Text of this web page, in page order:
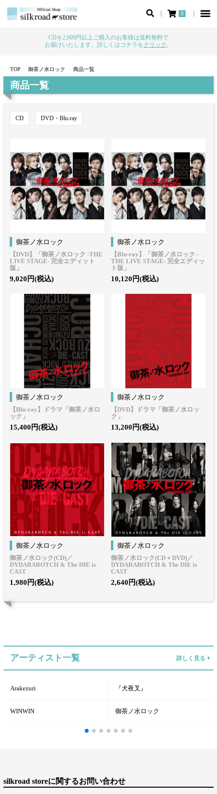
0
CDを2,000円以上ご購入のお客様は送料無料で
お届けいたします。詳しくはコチラをクリック 。
TOP 御茶ノ水ロック 商品一覧
商品一覧
CD DVD・Blu-ray
御茶ノ水ロック
【DVD】「御茶ノ水ロック -THE
LIVE STAGE- 完全エディット
版」
9,020円(税込)
御茶ノ水ロック
【Blu-ray】「御茶ノ水ロック -
THE LIVE STAGE- 完全エディッ
ト版」
10,120円(税込)
御茶ノ水ロック
【Blu-ray】ドラマ「御茶ノ水ロ
ック」
15,400円(税込)
御茶ノ水ロック
【DVD】ドラマ「御茶ノ水ロッ
ク」
13,200円(税込)
御茶ノ水ロック
御茶ノ水ロック(CD)／
DYDARABOTCH & The DIE is
CAST
1,980円(税込)
御茶ノ水ロック
御茶ノ水ロック(CD＋DVD)／
DYDARABOTCH & The DIE is
CAST
2,640円(税込)
アーティスト一覧 詳しく見る
Arakezuri 『犬夜叉』
WINWIN 御茶ノ水ロック
silkroad storeに関するお問い合わせ